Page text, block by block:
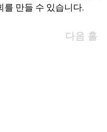
를 만들 수 있습니다.
다음 홀